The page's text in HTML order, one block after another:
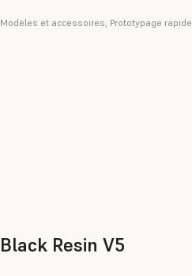
Modèles et accessoires, Prototypage rapide
Black Resin V5